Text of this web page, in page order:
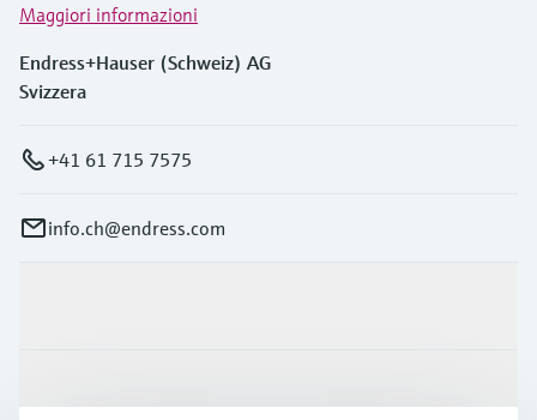
Maggiori informazioni
Endress+Hauser (Schweiz) AG
Svizzera
+41 61 715 7575
info.ch@endress.com